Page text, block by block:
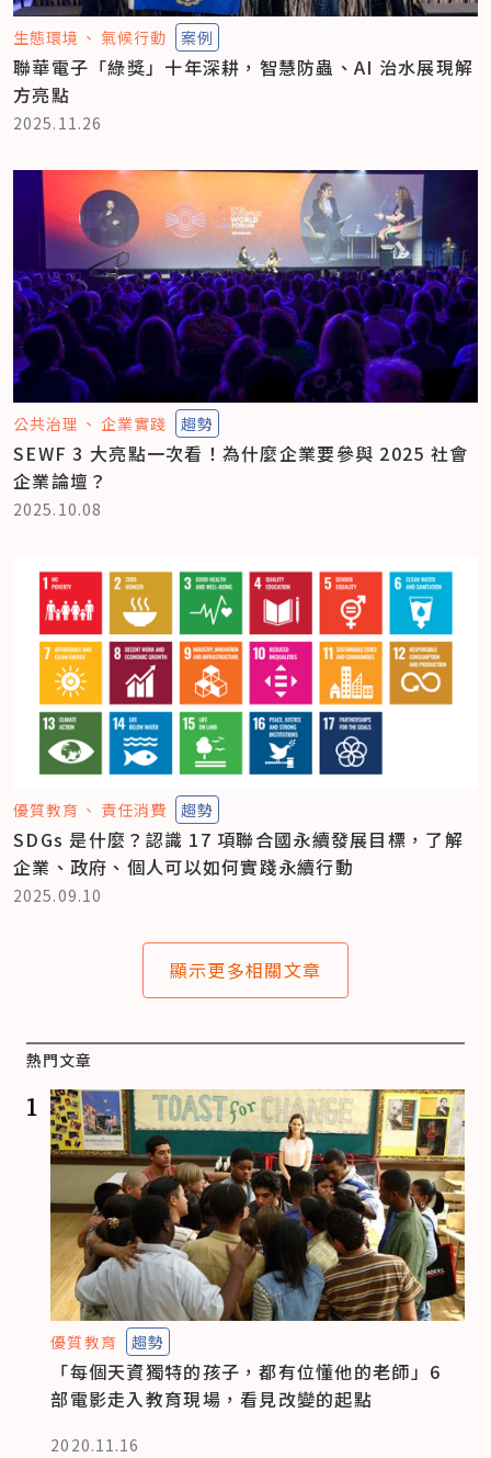
生態環境 氣候行動 案例
聯華電子「綠獎」十年深耕，智慧防蟲、AI 治水展現解
方亮點
2025.11.26
公共治理 企業實踐 趨勢
SEWF 3 大亮點一次看！為什麼企業要參與 2025 社會
企業論壇？
2025.10.08
優質教育 責任消費 趨勢
SDGs 是什麼？認識 17 項聯合國永續發展目標，了解
企業、政府、個人可以如何實踐永續行動
2025.09.10
顯示更多相關文章
熱門文章
1
優質教育 趨勢
「每個天資獨特的孩子，都有位懂他的老師」6
部電影走入教育現場，看見改變的起點
2020.11.16